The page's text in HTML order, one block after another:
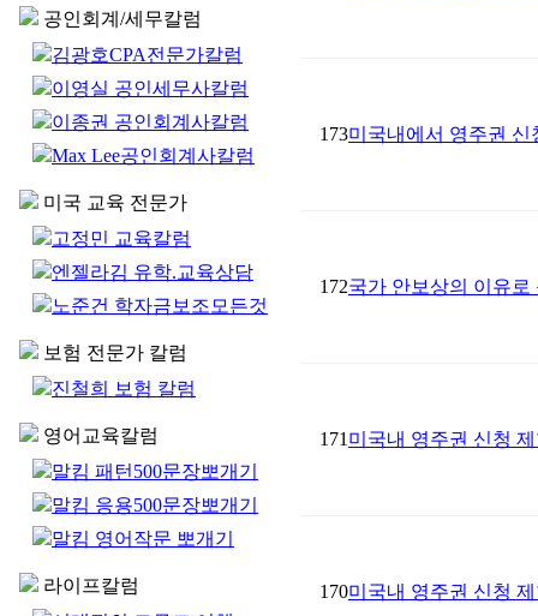
공인회계/세무칼럼
김광호CPA전문가칼럼
이영실 공인세무사칼럼
이종권 공인회계사칼럼
Max Lee공인회계사칼럼
미국 교육 전문가
고정민 교육칼럼
엔젤라김 유학.교육상담
노준건 학자금보조모든것
보험 전문가 칼럼
진철희 보험 칼럼
영어교육칼럼
말킴 패턴500문장뽀개기
말킴 응용500문장뽀개기
말킴 영어작문 뽀개기
라이프칼럼
173미국내에서 영주권 신
172국가 안보상의 이유
171 미국내 영주권 신청
170미국내 영주권 신청